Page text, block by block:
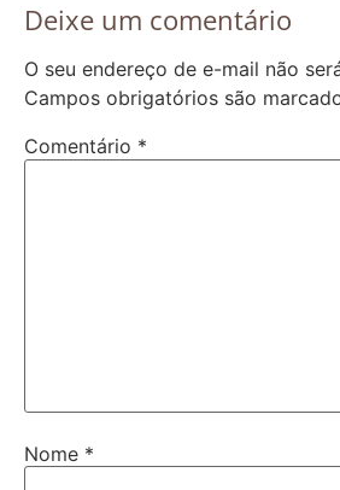
Deixe um comentário
O seu endereço de e-mail não
Campos obrigatórios são
Comentário *
Nome *